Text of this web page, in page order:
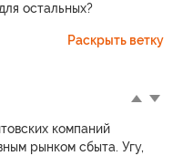
остальных?
Раскрыть ветку
компаний
рынком сбыта. Угу,